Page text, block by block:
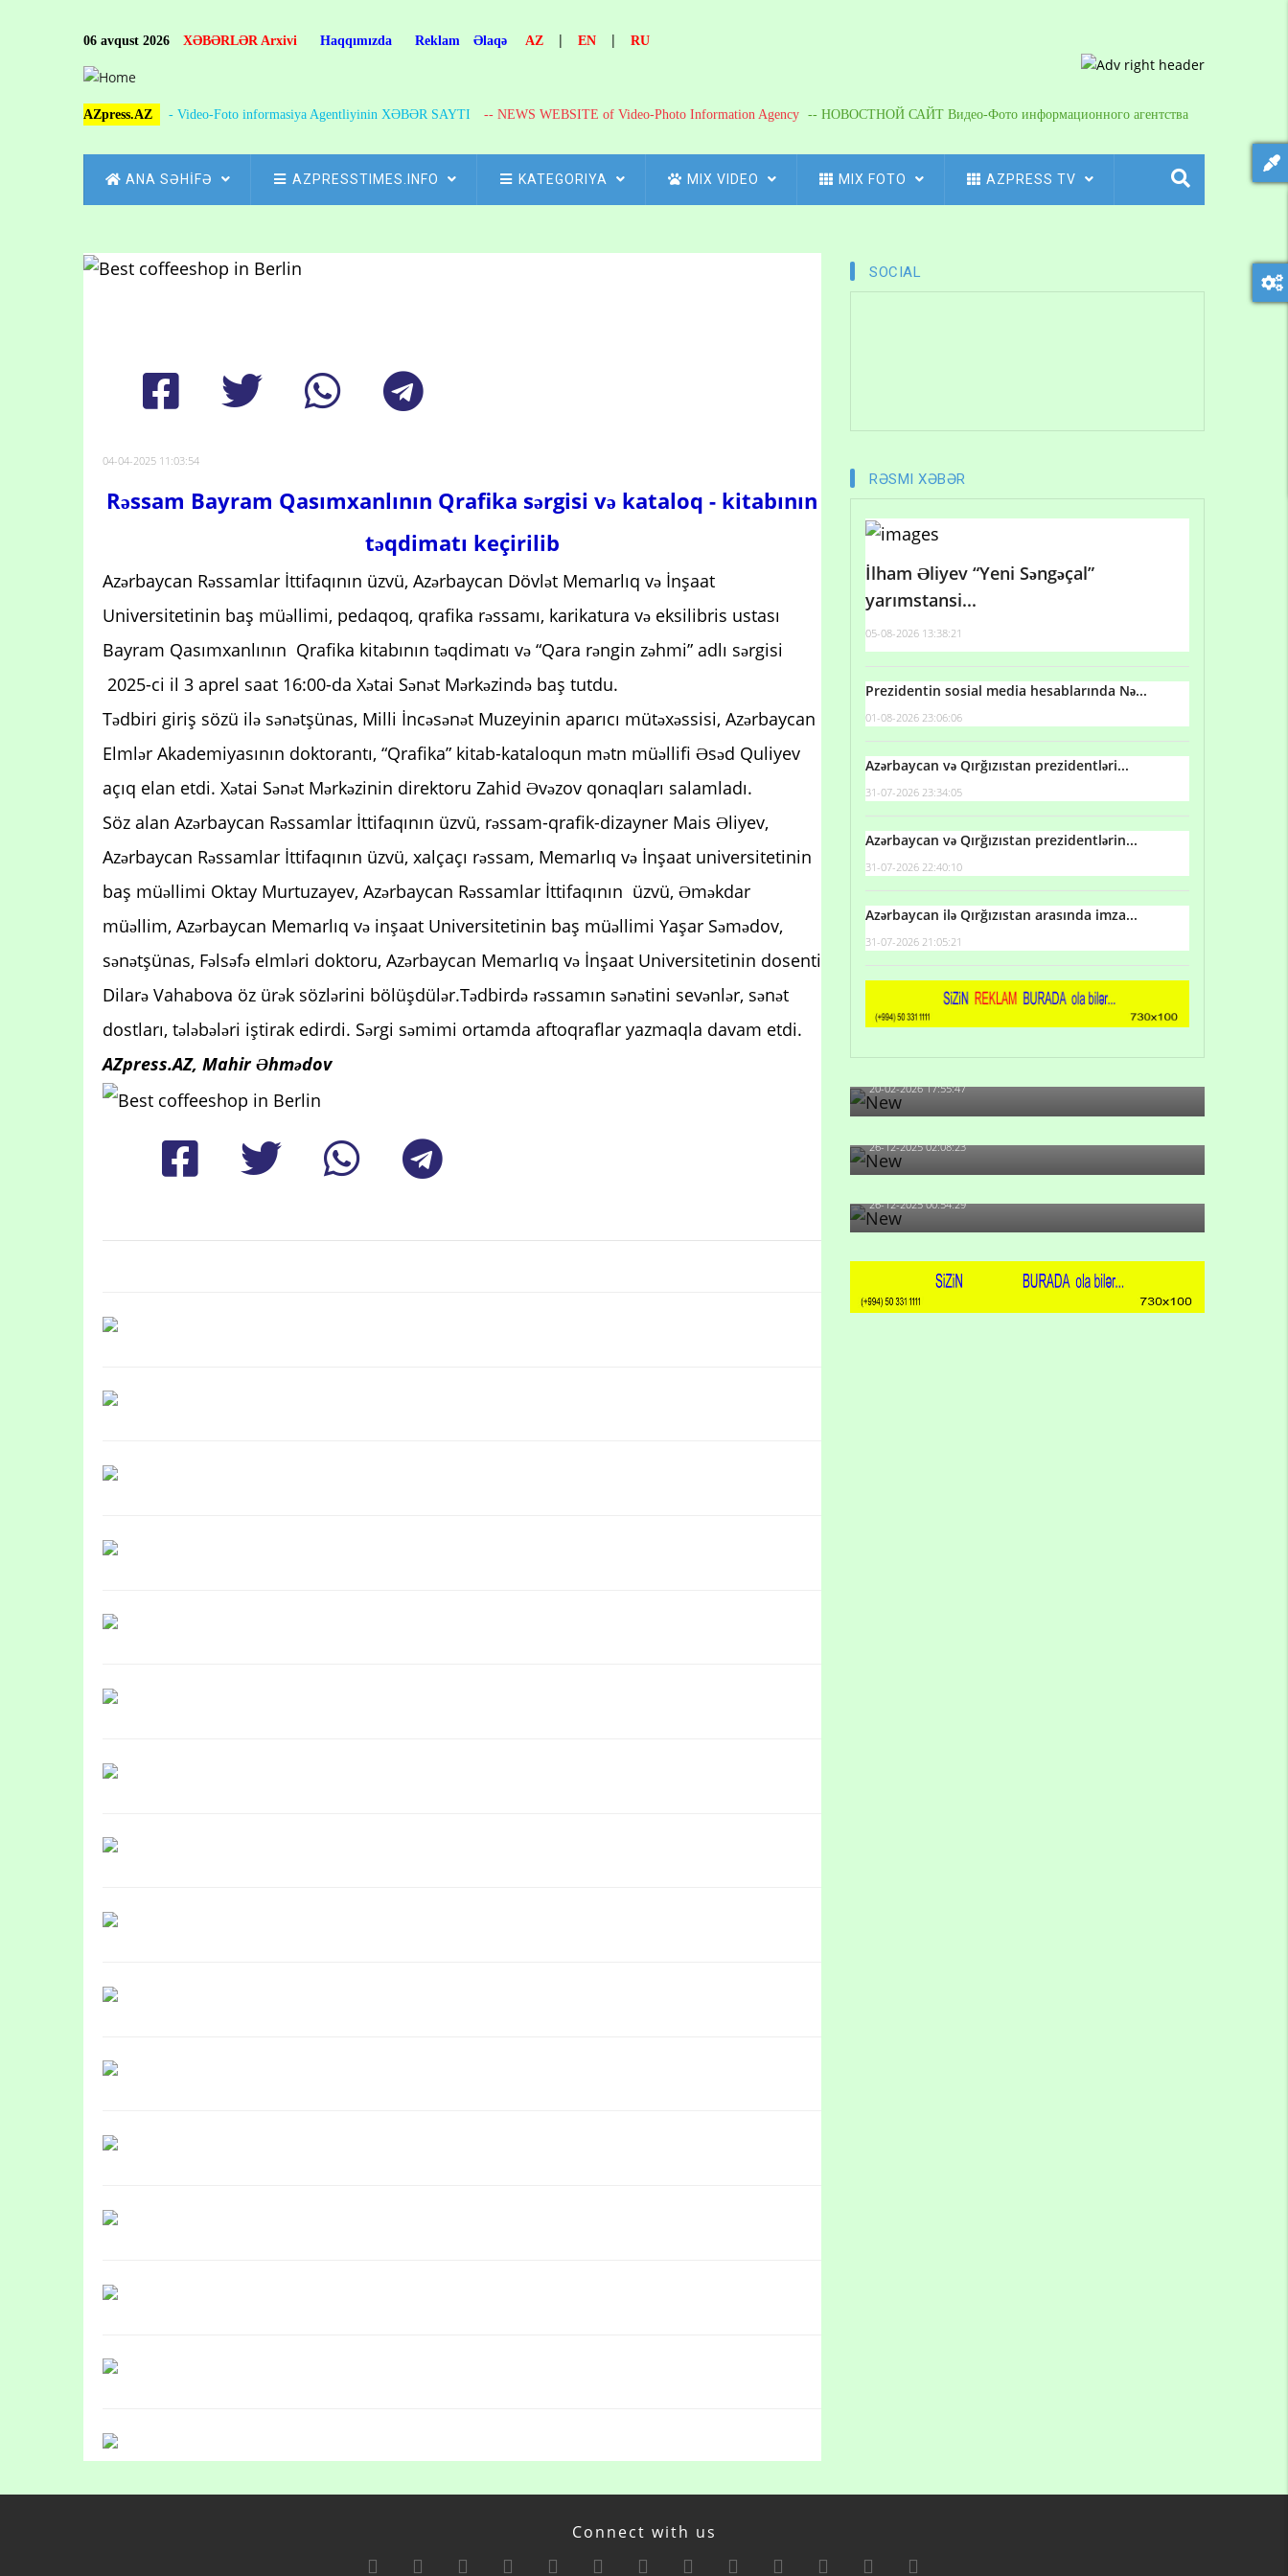
06 avqust 2026 XƏBƏRLƏR Arxivi Haqqımızda Reklam Əlaqə AZ | EN | RU
AZpress.AZ - Video-Foto informasiya Agentliyinin XƏBƏR SAYTI -- NEWS WEBSITE of Video-Photo Information Agency -- НОВОСТНОЙ САЙТ Видео-Фото информационного агентства
MAIN
NAVIGATION
ANA SƏHİFƏ AZPRESSTIMES.INFO KATEGORIYA MIX VIDEO MIX FOTO AZPRESS TV
Breadcrumb
04-04-2025 11:03:54
Rəssam Bayram Qasımxanlının Qrafika sərgisi və kataloq - kitabının
təqdimatı keçirilib
Azərbaycan Rəssamlar İttifaqının üzvü, Azərbaycan Dövlət Memarlıq və İnşaat
Universitetinin baş müəllimi, pedaqoq, qrafika rəssamı, karikatura və eksilibris ustası
Bayram Qasımxanlının Qrafika kitabının təqdimatı və “Qara rəngin zəhmi” adlı sərgisi
2025-ci il 3 aprel saat 16:00-da Xətai Sənət Mərkəzində baş tutdu.
Tədbiri giriş sözü ilə sənətşünas, Milli İncəsənət Muzeyinin aparıcı mütəxəssisi, Azərbaycan
Elmlər Akademiyasının doktorantı, “Qrafika” kitab-kataloqun mətn müəllifi Əsəd Quliyev
açıq elan etdi. Xətai Sənət Mərkəzinin direktoru Zahid Əvəzov qonaqları salamladı.
Söz alan Azərbaycan Rəssamlar İttifaqının üzvü, rəssam-qrafik-dizayner Mais Əliyev,
Azərbaycan Rəssamlar İttifaqının üzvü, xalçaçı rəssam, Memarlıq və İnşaat universitetinin
baş müəllimi Oktay Murtuzayev, Azərbaycan Rəssamlar İttifaqının üzvü, Əməkdar
müəllim, Azərbaycan Memarlıq və inşaat Universitetinin baş müəllimi Yaşar Səmədov,
sənətşünas, Fəlsəfə elmləri doktoru, Azərbaycan Memarlıq və İnşaat Universitetinin dosenti
Dilarə Vahabova öz ürək sözlərini bölüşdülər.Tədbirdə rəssamın sənətini sevənlər, sənət
dostları, tələbələri iştirak edirdi. Sərgi səmimi ortamda aftoqraflar yazmaqla davam etdi.
AZpress.AZ, Mahir Əhmədov
SOCIAL
RƏSMI XƏBƏR
İlham Əliyev “Yeni Səngəçal”
yarımstansi...
05-08-2026 13:38:21
Prezidentin sosial media hesablarında Nə...
01-08-2026 23:06:06
Azərbaycan və Qırğızıstan prezidentləri...
31-07-2026 23:34:05
Azərbaycan və Qırğızıstan prezidentlərin...
31-07-2026 22:40:10
Azərbaycan ilə Qırğızıstan arasında imza...
31-07-2026 21:05:21
artıb?
20-02-2026 17:55:47
Məni bura NAZİR GÖNDƏRİB - 1937-ci ildən
fəaliyyətdə olan və...
26-12-2025 02:08:23
-Ay qız, sən məhkəməni udmayacaqsan... Sən
bilirsən də, məni...
26-12-2025 00:54:29
Connect with us